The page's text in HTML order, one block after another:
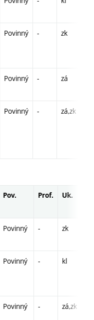
Povinný - zk
Povinný - zá
Povinný - zá,zk
Pov. Prof. Uk.
Povinný - zk
Povinný - kl
Povinný - zá,zk